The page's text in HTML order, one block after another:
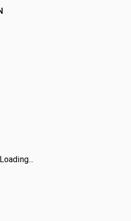
Loading...